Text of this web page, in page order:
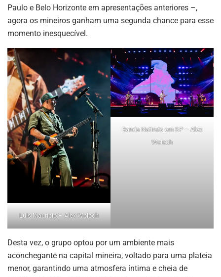
Paulo e Belo Horizonte em apresentações anteriores –,
agora os mineiros ganham uma segunda chance para esse
momento inesquecível.
Luis Mauricio – Alex Woloch
Banda Natiruts em SP – Alex
Woloch
Desta vez, o grupo optou por um ambiente mais
aconchegante na capital mineira, voltado para uma plateia
menor, garantindo uma atmosfera íntima e cheia de